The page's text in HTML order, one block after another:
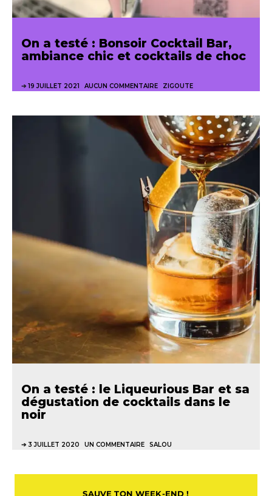
On a testé : Bonsoir Cocktail Bar,
ambiance chic et cocktails de choc
19 JUILLET 2021 AUCUN COMMENTAIRE ZIGOUTE
On a testé : le Liqueurious Bar et sa
dégustation de cocktails dans le
noir
3 JUILLET 2020 UN COMMENTAIRE SALOU
SAUVE TON WEEK-END !